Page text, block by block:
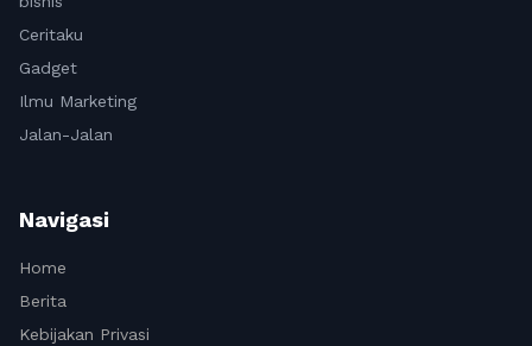
Ceritaku
Gadget
Ilmu Marketing
Jalan-Jalan
Navigasi
Home
Berita
Kebijakan Privasi